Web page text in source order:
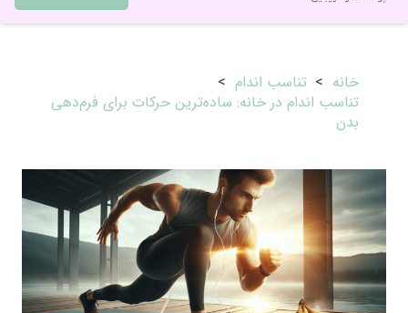
خانه > تناسب اندام >
تناسب اندام در خانه: ساده‌ترین حرکات برای فرم‌دهی
بدن